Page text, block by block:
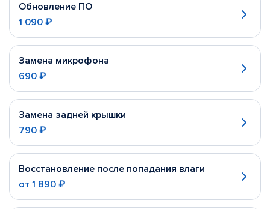
Обновление ПО
1 090 ₽
Замена микрофона
690 ₽
Замена задней крышки
790 ₽
Восстановление после попадания влаги
от 1 890 ₽